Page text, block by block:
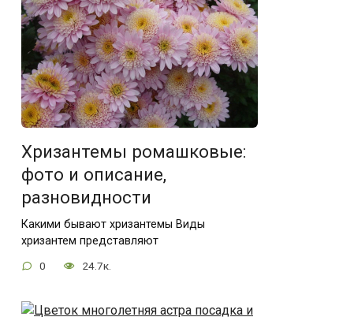
Хризантемы ромашковые:
фото и описание,
разновидности
Какими бывают хризантемы Виды
хризантем представляют
0 24.7к.